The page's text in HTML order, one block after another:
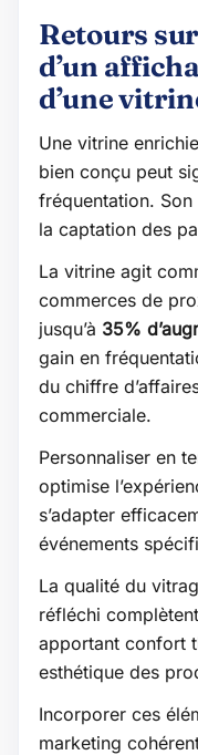
Retours
d’un
d’une
Une vitrine
bien conçu peut
fréquentation.
la captation des
La vitrine agit
commerces de
jusqu’à 35%
gain en
du chiffre
commerciale.
Personnaliser en
optimise
s’adapter
événements
La qualité du
réfléchi
apportant confort
esthétique des
Incorporer ces
marketing